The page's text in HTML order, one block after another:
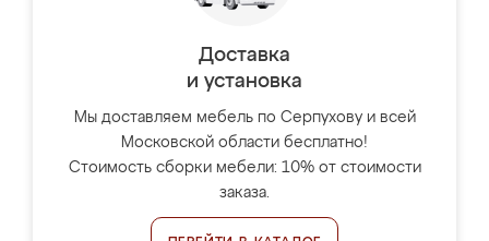
Доставка
и установка
Мы доставляем мебель по Серпухову и всей
Московской области бесплатно!
Стоимость сборки мебели: 10% от стоимости
заказа.